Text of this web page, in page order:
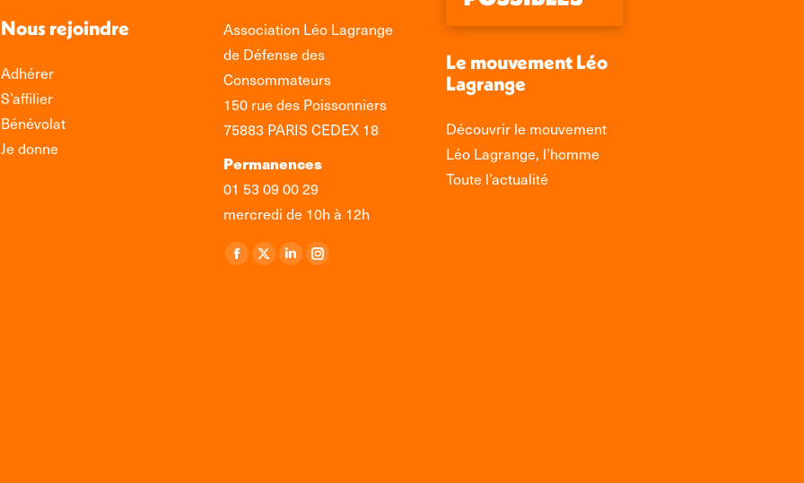
Nous rejoindre
Adhérer
S’affilier
Bénévolat
Je donne
Association Léo Lagrange
de Défense des
Consommateurs
150 rue des Poissonniers
75883 PARIS CEDEX 18
Permanences
01 53 09 00 29
mercredi de 10h à 12h
Retrouvez-nous sur :
La
La
La
La
Le mouvement Léo
Lagrange
Découvrir le mouvement
Léo Lagrange, l’homme
Toute l’actualité